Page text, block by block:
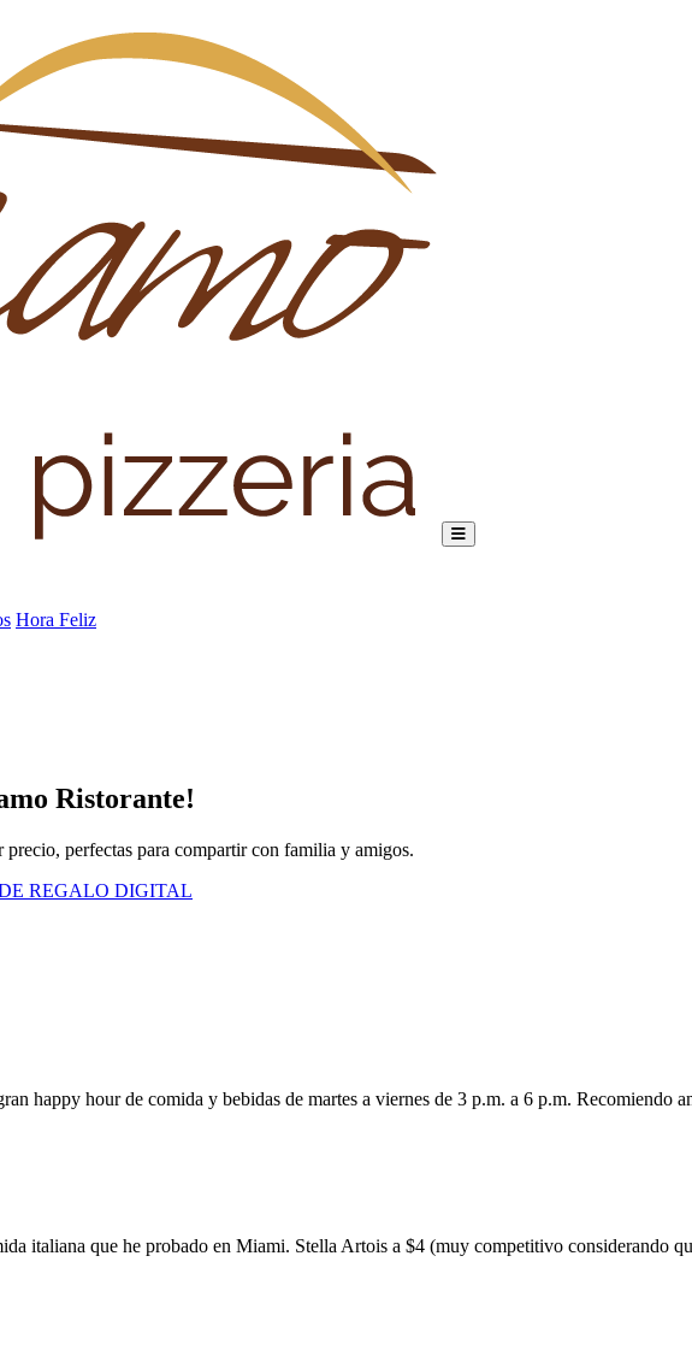
Hora Feliz
Ristorante!
perfectas para compartir con familia y amigos.
REGALO DIGITAL
happy hour de comida y bebidas de martes a viernes de 3 p.m. a 6 p.m. Recomiendo
italiana que he probado en Miami. Stella Artois a $4 (muy competitivo considerando